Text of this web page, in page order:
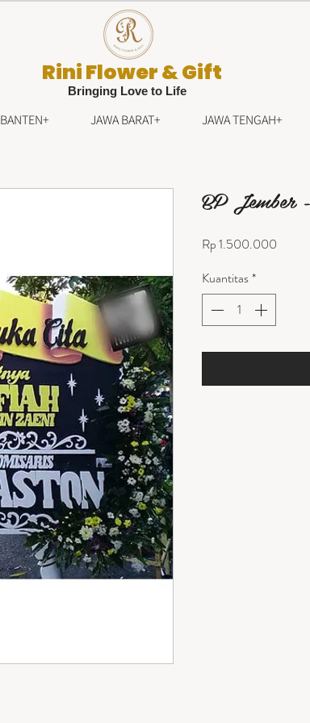
Rini Flower & Gift
Bringing Love to Life
BANTEN+ JAWA BARAT+ JAWA TENGAH+
BP Jember
Rp 1.500.000
Kuantitas*